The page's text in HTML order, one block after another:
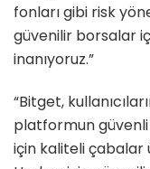
fonları gibi risk
güvenilir borsalar
inanıyoruz.”
“Bitget,
platformun güvenli
için kaliteli çabalar